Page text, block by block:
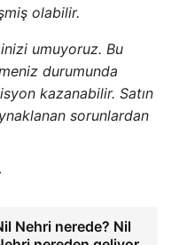
olabilir.
umuyoruz. Bu
durumunda
kazanabilir. Satın
sorunlardan
Nehri nerede? Nil